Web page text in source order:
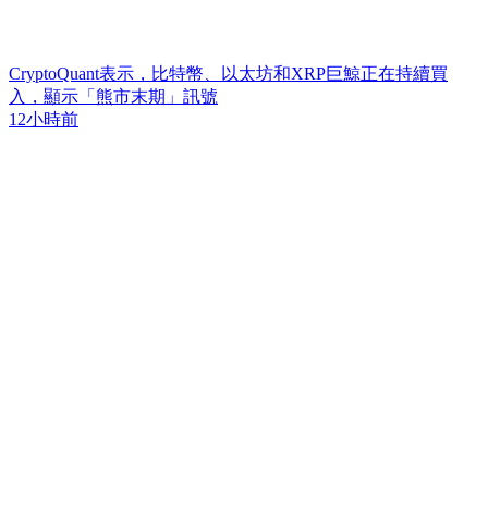
CryptoQuant表示，比特幣、以太坊和XRP巨鯨正在持續買
入，顯示「熊市末期」訊號
12小時前